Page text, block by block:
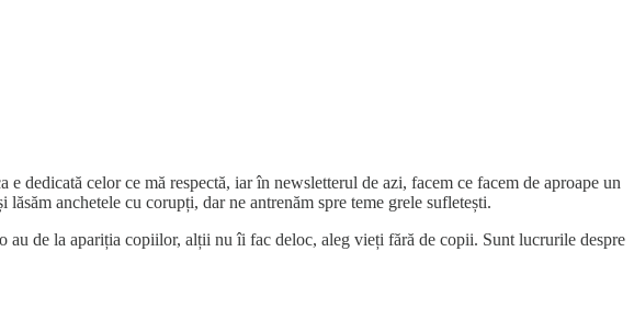
dedicată celor ce mă respectă, iar în newsletterul de azi, facem ce facem de aproape un
anchetele cu corupți, dar ne antrenăm spre teme grele sufletești.
au de la apariția copiilor, alții nu îi fac deloc, aleg vieți fără de copii. Sunt lucrurile despre